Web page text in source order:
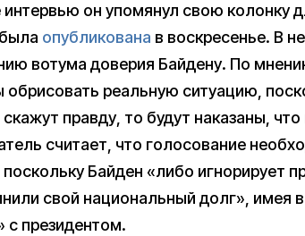
он упомянул свою колонку
опубликована в воскресенье. В
вотума доверия Байдену. По
обрисовать реальную ситуацию,
правду, то будут наказаны,
считает, что голосование
Байден «либо игнорирует
свой национальный долг», имея
с президентом.